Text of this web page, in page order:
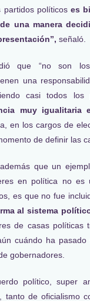
partidos políticos es
una manera
señaló.
que “no son
una
casi todos los
muy igualitaria
en los cargos de
de definir las
que un
en política no es
es que no fue
al sistema
de casas políticas
cuándo ha
gobernadores.
político, super
tanto de oficialismo